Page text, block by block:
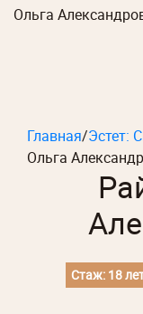
Ольга
Главная/Эстет:
Ольга
Стаж: 18